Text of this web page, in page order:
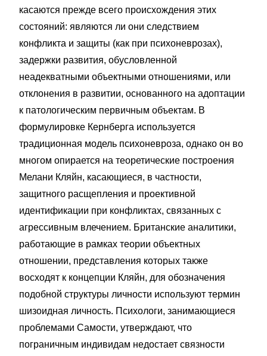
касаются прежде всего происхождения этих
состояний: являются ли они следствием
конфликта и защиты (как при психоневрозах),
задержки развития, обусловленной
неадекватными объектными отношениями, или
отклонения в развитии, основанного на адоптации
к патологическим первичным объектам. В
формулировке Кернберга используется
традиционная модель психоневроза, однако он во
многом опирается на теоретические построения
Мелани Кляйн, касающиеся, в частности,
защитного расщепления и проективной
идентификации при конфликтах, связанных с
агрессивным влечением. Британские аналитики,
работающие в рамках теории объектных
отношении, представления которых также
восходят к концепции Кляйн, для обозначения
подобной структуры личности используют термин
шизоидная личность. Психологи, занимающиеся
проблемами Самости, утверждают, что
пограничным индивидам недостает связности